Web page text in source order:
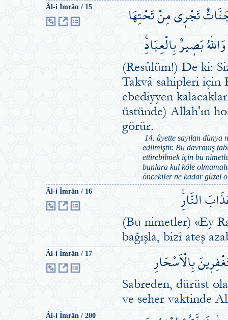
Âl-i İmrân / 15
تَجْر۪ي مِنْ تَحْتِهَا
بَص۪يرٌ بِالْعِبَادِۚ
(Resûlüm!) De ki:
Takvâ sahipleri için
ebediyyen
üstünde) Allah'ın
görür.
14. âyette sayılan
edilmiştir. Bu davranış
ettirebilmek için bu
bunlara kul köle
öncekiler ne kadar güzel
Âl-i İmrân / 16 النَّارِۚ
(Bu nimetler) «Ey
bağışla, bizi ateş
Âl-i İmrân / 17 بِالْاَسْحَارِ
Sabreden, dürüst
ve seher vaktinde
Âl-i İmrân / 200